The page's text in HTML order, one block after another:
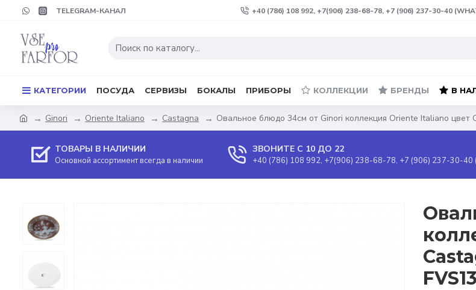
TELEGRAM-КАНАЛ +40 (786) 108 992, +7(906) 238-68-78, +7 (906) 237-30-40
КАТЕГОРИИ ПОСУДА СЕРВИЗЫ БОКАЛЫ ПРИБОРЫ КОЛЛЕКЦИИ БРЕНДЫ В
Ginori Oriente Italiano Castagna Овальное блюдо 34см от Ginori коллекция Oriente Italiano цвет
ТОВАРЫ В НАЛИЧИИ
Основной ассортимент всегда в наличии
ЗВОНИТЕ С 10 ДО 22
+40 (786) 108 992, +7(906) 238-68-78, +7 (906) 237-30-40